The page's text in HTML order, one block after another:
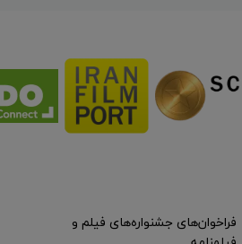
فراخوان‌های جشنواره‌های فیلم و